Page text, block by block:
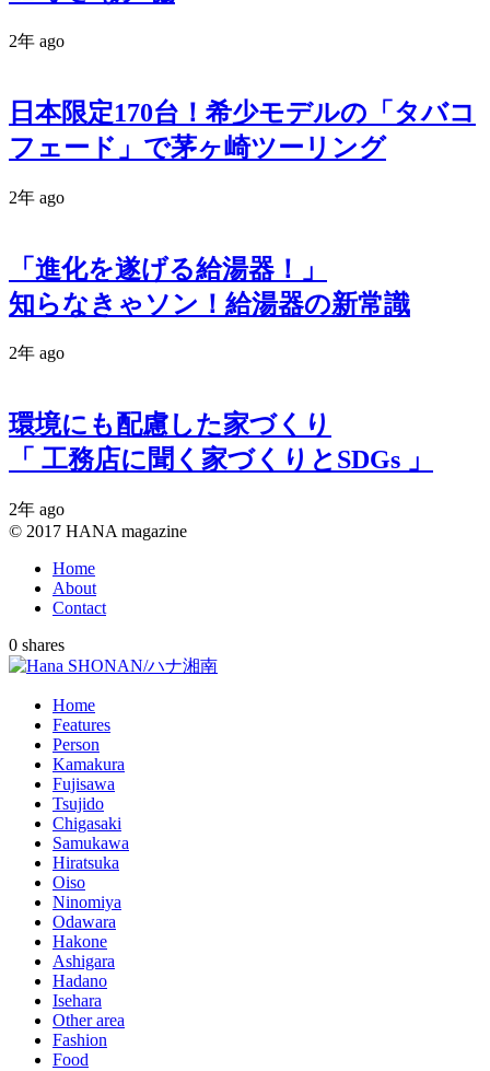
2年 ago
日本限定170台！希少モデルの「タバコ
フェード」で茅ヶ崎ツーリング
2年 ago
「進化を遂げる給湯器！」
知らなきゃソン！給湯器の新常識
2年 ago
環境にも配慮した家づくり
「 工務店に聞く家づくりとSDGs 」
2年 ago
© 2017 HANA magazine
Home
About
Contact
0 shares
Home
Features
Person
Kamakura
Fujisawa
Tsujido
Chigasaki
Samukawa
Hiratsuka
Oiso
Ninomiya
Odawara
Hakone
Ashigara
Hadano
Isehara
Other area
Fashion
Food